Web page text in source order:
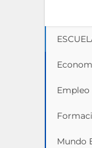
Empleo
Mundo